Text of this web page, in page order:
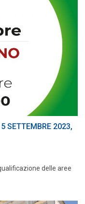
SETTEMBRE 2023,
delle aree